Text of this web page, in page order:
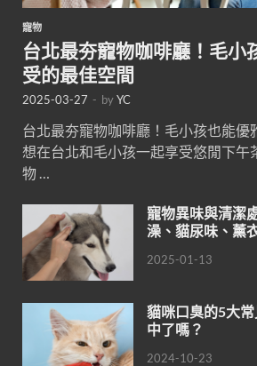
寵物
台北最夯寵物咖啡廳！毛小
受的最佳空間
2025-03-27 - byYC
台北最夯寵物咖啡廳！毛小孩也能優
想在台北和毛小孩一起享受悠閒下午
物 …
寵物異味與清潔
澡、貓尿味、薰
2025-01-13
貓咪口臭的5大
中了嗎？
2024-10-23